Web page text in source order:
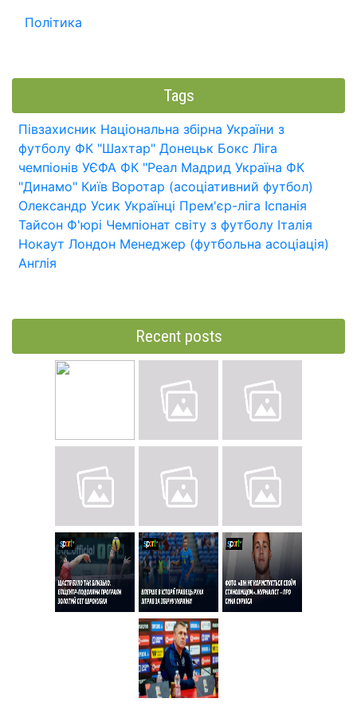
Політика
Tags
Півзахисник Національна збірна України з
футболу ФК "Шахтар" Донецьк Бокс Ліга
чемпіонів УЄФА ФК "Реал Мадрид Україна ФК
"Динамо" Київ Воротар (асоціативний футбол)
Олександр Усик Українці Прем'єр-ліга Іспанія
Тайсон Ф'юрі Чемпіонат світу з футболу Італія
Нокаут Лондон Менеджер (футбольна асоціація)
Англія
Recent posts